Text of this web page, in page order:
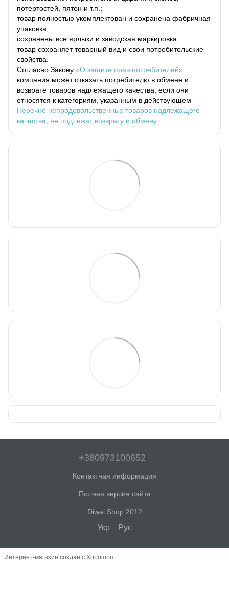
потертостей, пятен и т.п.;
товар полностью укомплектован и сохранена фабричная
упаковка;
сохранены все ярлыки и заводская маркировка;
товар сохраняет товарный вид и свои потребительские
свойства.
Согласно Закону «О защите прав потребителей»
компания может отказать потребителю в обмене и
возврате товаров надлежащего качества, если они
относятся к категориям, указанным в действующем
Перечне непродовольственных товаров надлежащего
качества, не подлежат возврату и обмену.
+380973100652
Контактная информация
Полная версия сайта
Diwal Shop 2012
Укр Рус
Интернет-магазин создан с Хорошоп